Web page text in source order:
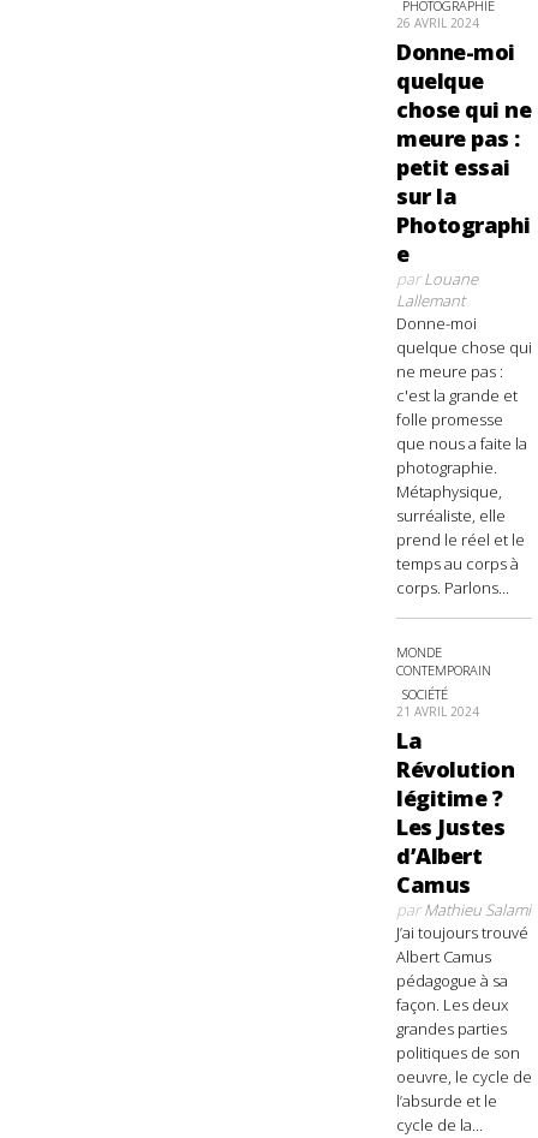
PHOTOGRAPHIE
26 AVRIL 2024
Donne-moi
quelque
chose qui ne
meure pas :
petit essai
sur la
Photographi
e
parLouane
Lallemant
Donne-moi
quelque chose qui
ne meure pas :
c'est la grande et
folle promesse
que nous a faite la
photographie.
Métaphysique,
surréaliste, elle
prend le réel et le
temps au corps à
corps. Parlons...
MONDE
CONTEMPORAIN
SOCIÉTÉ
21 AVRIL 2024
La
Révolution
légitime ?
Les Justes
d’Albert
Camus
parMathieu Salami
J’ai toujours trouvé
Albert Camus
pédagogue à sa
façon. Les deux
grandes parties
politiques de son
oeuvre, le cycle de
l’absurde et le
cycle de la...